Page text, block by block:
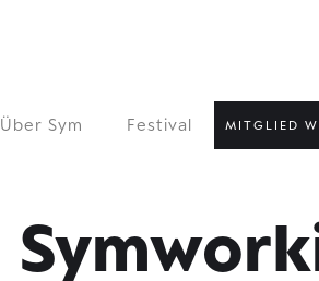
Über Sym Festival MITGLIED